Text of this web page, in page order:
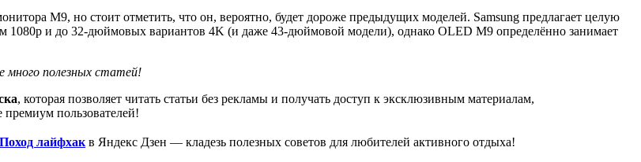
M9, но стоит отметить, что он, вероятно, будет дороже предыдущих моделей. Samsung предлагает целую
и до 32-дюймовых вариантов 4K (и даже 43-дюймовой модели), однако OLED M9 определённо занимает
много полезных статей!
, которая позволяет читать статьи без рекламы и получать доступ к эксклюзивным материалам,
пользователей!
Поход лайфхак в Яндекс Дзен — кладезь полезных советов для любителей активного отдыха!